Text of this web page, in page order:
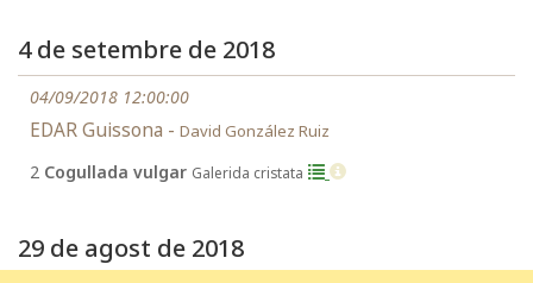
4 de setembre de 2018
04/09/2018 12:00:00
EDAR Guissona - David González Ruiz
2 Cogullada vulgar Galerida cristata
29 de agost de 2018